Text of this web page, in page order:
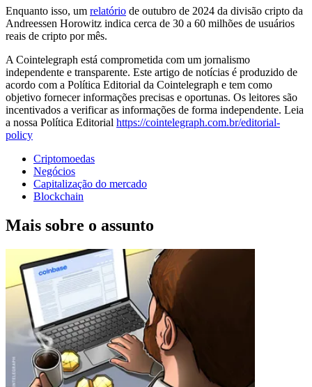
Enquanto isso, um relatório de outubro de 2024 da divisão cripto da
Andreessen Horowitz indica cerca de 30 a 60 milhões de usuários
reais de cripto por mês.
A Cointelegraph está comprometida com um jornalismo
independente e transparente. Este artigo de notícias é produzido de
acordo com a Política Editorial da Cointelegraph e tem como
objetivo fornecer informações precisas e oportunas. Os leitores são
incentivados a verificar as informações de forma independente. Leia
a nossa Política Editorial https://cointelegraph.com.br/editorial-
policy
Criptomoedas
Negócios
Capitalização do mercado
Blockchain
Mais sobre o assunto